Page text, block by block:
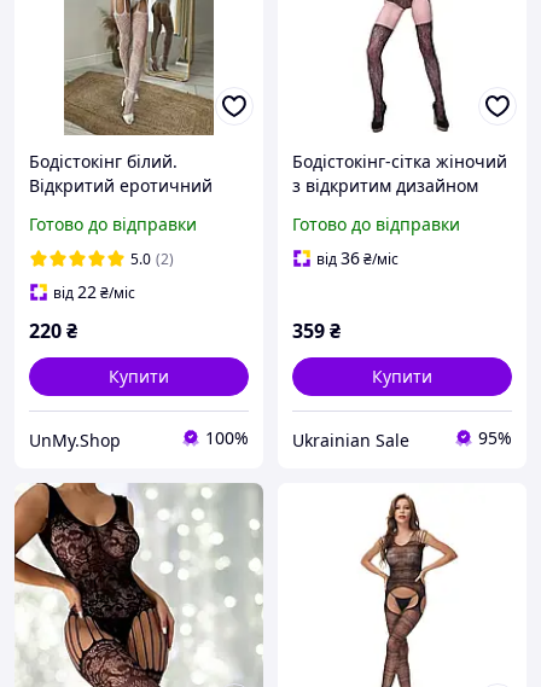
Бодістокінг білий.
Відкритий еротичний
Готово до відправки
5.0 (2)
від22₴/міс
220₴
Купити
UnMy.Shop 100%
Бодістокінг-сітка жіночий
з відкритим дизайном
Готово до відправки
від36₴/міс
359₴
Купити
Ukrainian Sale 95%